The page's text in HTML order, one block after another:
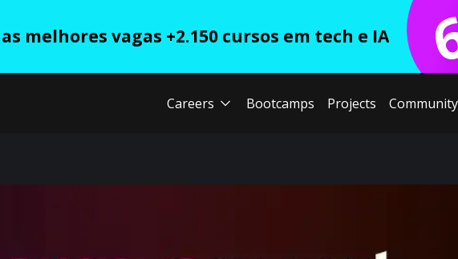
melhores vagas +2.150 cursos em tech e IA
Careers Bootcamps Projects Community